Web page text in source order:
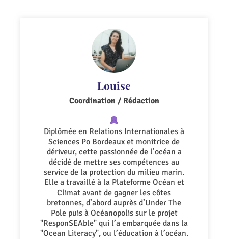
Louise
Coordination / Rédaction
Diplômée en Relations Internationales à
Sciences Po Bordeaux et monitrice de
dériveur, cette passionnée de l’océan a
décidé de mettre ses compétences au
service de la protection du milieu marin.
Elle a travaillé à la Plateforme Océan et
Climat avant de gagner les côtes
bretonnes, d’abord auprès d’Under The
Pole puis à Océanopolis sur le projet
"ResponSEAble" qui l’a embarquée dans la
"Ocean Literacy", ou l’éducation à l’océan.